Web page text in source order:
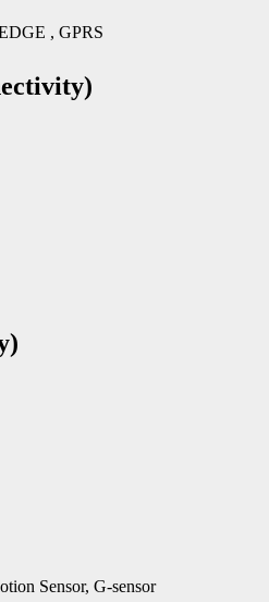
, GPRS
Sensor, G-sensor